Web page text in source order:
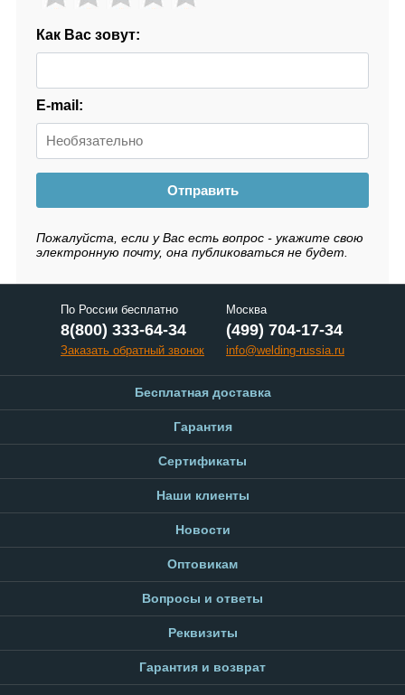
Как Вас зовут:
E-mail:
Отправить
Пожалуйста, если у Вас есть вопрос - укажите свою
электронную почту, она публиковаться не будет.
По России бесплатно
8(800) 333-64-34
Заказать обратный звонок
Москва
(499) 704-17-34
info@welding-russia.ru
Бесплатная доставка
Гарантия
Сертификаты
Наши клиенты
Новости
Оптовикам
Вопросы и ответы
Реквизиты
Гарантия и возврат